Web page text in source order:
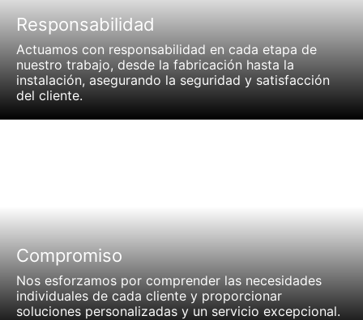
Responsabilidad
Actuamos con responsabilidad en cada etapa de
nuestro trabajo, desde la fabricación hasta la
instalación, asegurando la seguridad y satisfacción
del cliente.
Compromiso
Nos esforzamos por comprender las necesidades
individuales de cada cliente y proporcionar
soluciones personalizadas y un servicio excepcional.